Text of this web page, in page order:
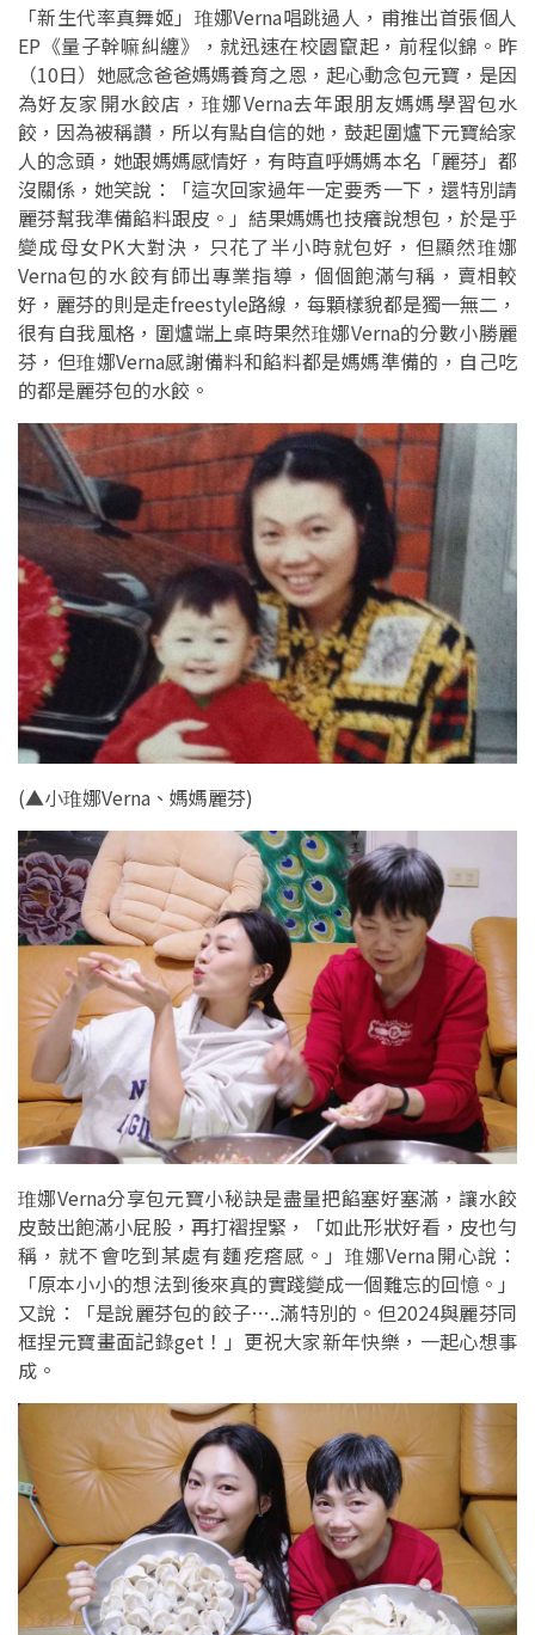
「新生代率真舞姬」琟娜Verna唱跳過人，甫推出首張個人
EP《量子幹嘛糾纏》，就迅速在校園竄起，前程似錦。昨
（10日）她感念爸爸媽媽養育之恩，起心動念包元寶，是因
為好友家開水餃店，琟娜Verna去年跟朋友媽媽學習包水
餃，因為被稱讚，所以有點自信的她，鼓起圍爐下元寶給家
人的念頭，她跟媽媽感情好，有時直呼媽媽本名「麗芬」都
沒關係，她笑說：「這次回家過年一定要秀一下，還特別請
麗芬幫我準備餡料跟皮。」結果媽媽也技癢說想包，於是乎
變成母女PK大對決，只花了半小時就包好，但顯然琟娜
Verna包的水餃有師出專業指導，個個飽滿勻稱，賣相較
好，麗芬的則是走freestyle路線，每顆樣貌都是獨一無二，
很有自我風格，圍爐端上桌時果然琟娜Verna的分數小勝麗
芬，但琟娜Verna感謝備料和餡料都是媽媽準備的，自己吃
的都是麗芬包的水餃。
(▲小琟娜Verna、媽媽麗芬)
琟娜Verna分享包元寶小秘訣是盡量把餡塞好塞滿，讓水餃
皮鼓出飽滿小屁股，再打褶捏緊，「如此形狀好看，皮也勻
稱，就不會吃到某處有麵疙瘩感。」琟娜Verna開心說：
「原本小小的想法到後來真的實踐變成一個難忘的回憶。」
又說：「是說麗芬包的餃子…..滿特別的。但2024與麗芬同
框捏元寶畫面記錄get！」更祝大家新年快樂，一起心想事
成。